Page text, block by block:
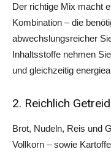
Der richtige Mix macht
Kombination – die
abwechslungsreicher
Inhaltsstoffe nehmen
und gleichzeitig
2. Reichlich
Brot, Nudeln, Reis und
Vollkorn – sowie